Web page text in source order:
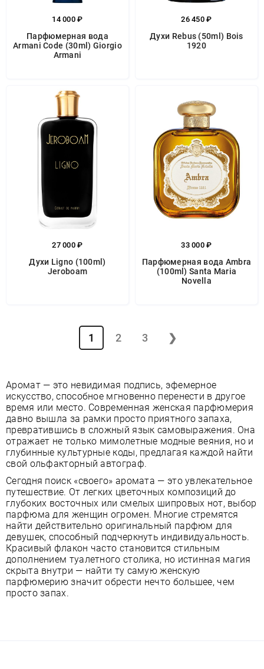
14 000 ₽
Парфюмерная вода
Armani Code (30ml) Giorgio
Armani
26 450 ₽
Духи Rebus (50ml) Bois
1920
27 000 ₽
Духи Ligno (100ml)
Jeroboam
33 000 ₽
Парфюмерная вода Ambra
(100ml) Santa Maria
Novella
1 2 3 ❯
Аромат — это невидимая подпись, эфемерное
искусство, способное мгновенно перенести в другое
время или место. Современная женская парфюмерия
давно вышла за рамки просто приятного запаха,
превратившись в сложный язык самовыражения. Она
отражает не только мимолетные модные веяния, но и
глубинные культурные коды, предлагая каждой найти
свой ольфакторный автограф.
Сегодня поиск «своего» аромата — это увлекательное
путешествие. От легких цветочных композиций до
глубоких восточных или смелых шипровых нот, выбор
парфюма для женщин огромен. Многие стремятся
найти действительно оригинальный парфюм для
девушек, способный подчеркнуть индивидуальность.
Красивый флакон часто становится стильным
дополнением туалетного столика, но истинная магия
скрыта внутри — найти ту самую женскую
парфюмерию значит обрести нечто большее, чем
просто запах.